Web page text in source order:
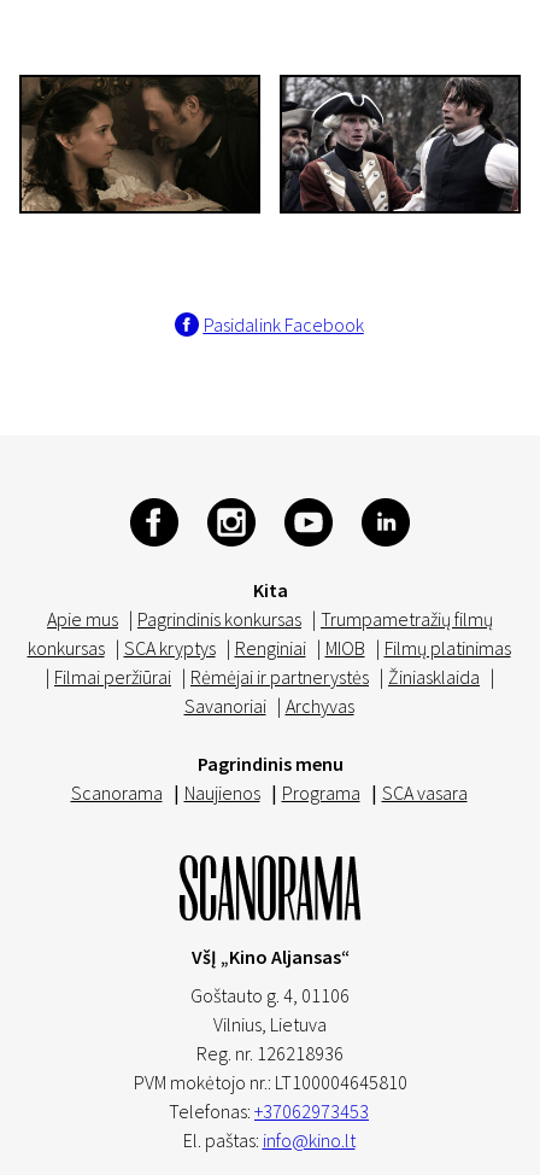
Pasidalink Facebook
Kita
Apie mus | Pagrindinis konkursas | Trumpametražių filmų
konkursas | SCA kryptys | Renginiai | MIOB | Filmų platinimas
| Filmai peržiūrai | Rėmėjai ir partnerystės | Žiniasklaida |
Savanoriai | Archyvas
Pagrindinis menu
Scanorama | Naujienos | Programa | SCA vasara
VšĮ „Kino Aljansas“
Goštauto g. 4, 01106
Vilnius, Lietuva
Reg. nr. 126218936
PVM mokėtojo nr.: LT100004645810
Telefonas: +37062973453
El. paštas: info@kino.lt